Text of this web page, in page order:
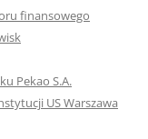
finansowego
Pekao S.A.
US Warszawa